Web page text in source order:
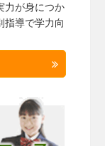
力が身につか
指導で学力向